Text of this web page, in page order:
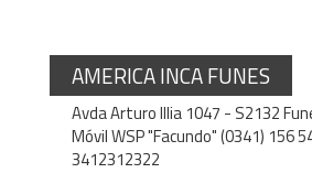
AMERICA INCA FUNES
Avda Arturo Illia 1047 - S2132
Móvil WSP "Facundo" (0341) 156
3412312322